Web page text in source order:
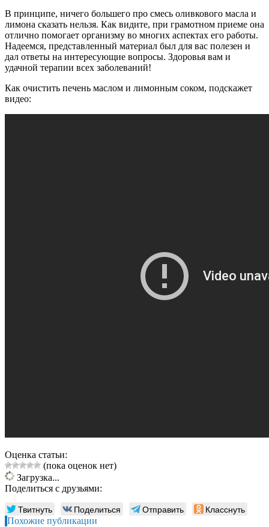
В принципе, ничего большего про смесь оливкового масла и
лимона сказать нельзя. Как видите, при грамотном приеме она
отлично помогает организму во многих аспектах его работы.
Надеемся, представленный материал был для вас полезен и
дал ответы на интересующие вопросы. Здоровья вам и
удачной терапии всех заболеваний!
Как очистить печень маслом и лимонным соком, подскажет
видео:
Оценка статьи:
(пока оценок нет)
Загрузка...
Поделиться с друзьями:
Твитнуть Поделиться Отправить Класснуть
Похожие публикации